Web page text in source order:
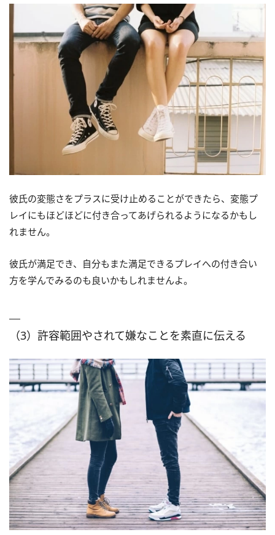
彼氏の変態さをプラスに受け止めることができたら、変態プ
レイにもほどほどに付き合ってあげられるようになるかもし
れません。
彼氏が満足でき、自分もまた満足できるプレイへの付き合い
方を学んでみるのも良いかもしれませんよ。
（3）許容範囲やされて嫌なことを素直に伝える